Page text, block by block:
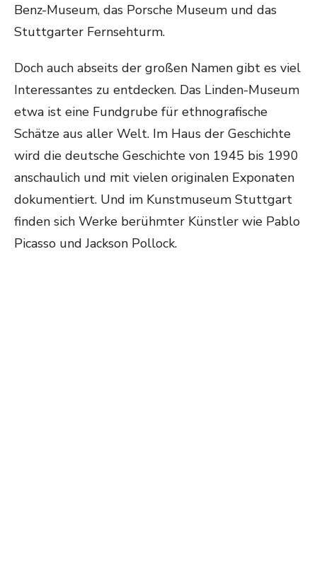
Benz-Museum, das Porsche Museum und das
Stuttgarter Fernsehturm.
Doch auch abseits der großen Namen gibt es viel
Interessantes zu entdecken. Das Linden-Museum
etwa ist eine Fundgrube für ethnografische
Schätze aus aller Welt. Im Haus der Geschichte
wird die deutsche Geschichte von 1945 bis 1990
anschaulich und mit vielen originalen Exponaten
dokumentiert. Und im Kunstmuseum Stuttgart
finden sich Werke berühmter Künstler wie Pablo
Picasso und Jackson Pollock.